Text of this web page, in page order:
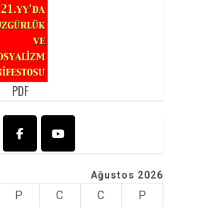
PDF
Ağustos 2026
P C C P